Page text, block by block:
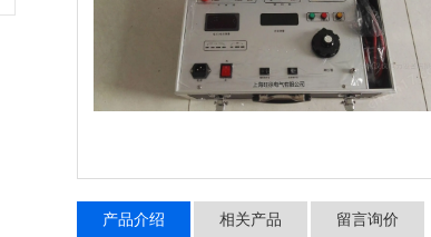
产品介绍 相关产品 留言询价